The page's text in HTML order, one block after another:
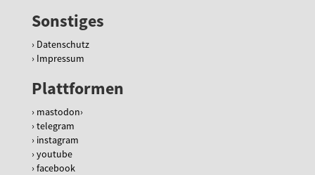
Sonstiges
Datenschutz
Impressum
Plattformen
mastodon
telegram
instagram
youtube
facebook